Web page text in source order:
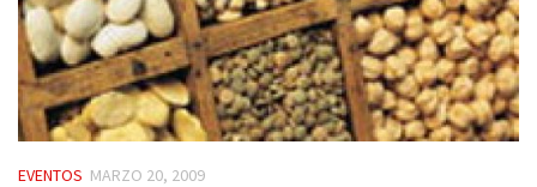
EVENTOS MARZO 20, 2009